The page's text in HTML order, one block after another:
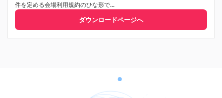
件を定める会場利用規約のひな形で...
ダウンロードページへ